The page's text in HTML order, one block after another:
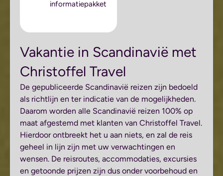
informatiepakket
Vakantie in Scandinavië met
Christoffel Travel
De gepubliceerde Scandinavië reizen zijn bedoeld
als richtlijn en ter indicatie van de mogelijkheden.
Daarom worden alle Scandinavië reizen 100% op
maat afgestemd met klanten van Christoffel Travel.
Hierdoor ontbreekt het u aan niets, en zal de reis
geheel in lijn zijn met uw verwachtingen en
wensen. De reisroutes, accommodaties, excursies
en getoonde prijzen zijn dus onder voorbehoud en